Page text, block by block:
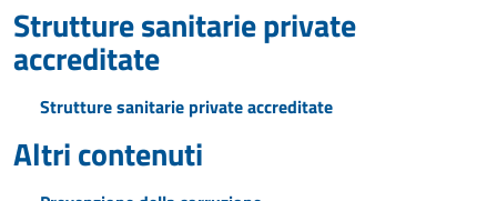
Strutture sanitarie private
accreditate
Strutture sanitarie private accreditate
Altri contenuti